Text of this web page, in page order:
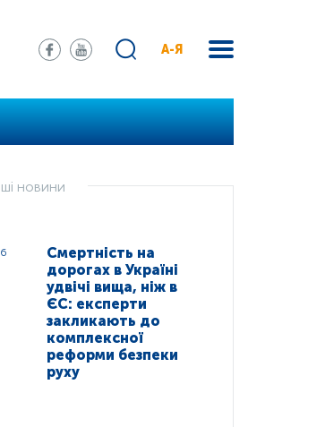
А-Я
новини
Смертність на
дорогах в Україні
удвічі вища, ніж в
ЄС: експерти
закликають до
комплексної
реформи безпеки
руху